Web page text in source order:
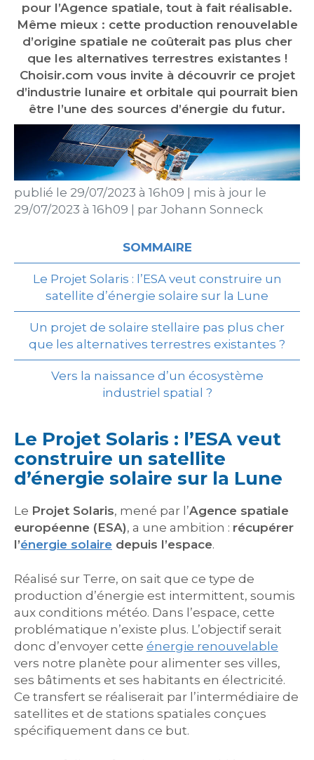
pour l’Agence spatiale, tout à fait réalisable.
Même mieux : cette production renouvelable
d’origine spatiale ne coûterait pas plus cher
que les alternatives terrestres existantes !
Choisir.com vous invite à découvrir ce projet
d’industrie lunaire et orbitale qui pourrait bien
être l’une des sources d’énergie du futur.
publié le 29/07/2023 à 16h09
mis à jour le
29/07/2023 à 16h09
par Johann Sonneck
SOMMAIRE
Le Projet Solaris : l’ESA veut construire un
satellite d’énergie solaire sur la Lune
Un projet de solaire stellaire pas plus cher
que les alternatives terrestres existantes ?
Vers la naissance d’un écosystème
industriel spatial ?
Le Projet Solaris : l’ESA veut
construire un satellite
d’énergie solaire sur la Lune
Le Projet Solaris, mené par l’Agence spatiale
européenne (ESA), a une ambition : récupérer
l’énergie solaire depuis l’espace.
Réalisé sur Terre, on sait que ce type de
production d’énergie est intermittent, soumis
aux conditions météo. Dans l’espace, cette
problématique n’existe plus. L’objectif serait
donc d’envoyer cette énergie renouvelable
vers notre planète pour alimenter ses villes,
ses bâtiments et ses habitants en électricité.
Ce transfert se réaliserait par l’intermédiaire de
satellites et de stations spatiales conçues
spécifiquement dans ce but.